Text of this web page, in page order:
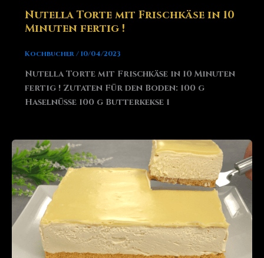
Nutella Torte mit Frischkäse in 10
Minuten fertig !
Kochbucher/10/04/2023
Nutella Torte mit Frischkäse in 10 Minuten
fertig ! Zutaten Für den Boden: 100 g
Haselnüsse 100 g Butterkekse 1